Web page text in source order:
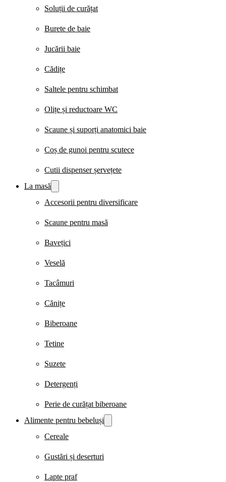
Soluții de curățat
Burete de baie
Jucării baie
Cădițe
Saltele pentru schimbat
Olițe și reductoare WC
Scaune și suporți anatomici baie
Coș de gunoi pentru scutece
Cutii dispenser șervețete
La masă
Accesorii pentru diversificare
Scaune pentru masă
Bavețici
Veselă
Tacâmuri
Cănițe
Biberoane
Tetine
Suzete
Detergenți
Perie de curățat biberoane
Alimente pentru bebeluși
Cereale
Gustări și deserturi
Lapte praf